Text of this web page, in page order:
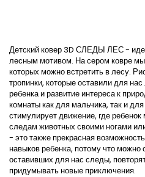
Детский ковер 3D СЛЕДЫ ЛЕС -
лесным мотивом. На сером ковре
которых можно встретить в лесу.
тропинки, которые оставили для
ребенка и развитие интереса к
комнаты как для мальчика, так и
стимулирует движение, где
следам животных своими ногами
- это также прекрасная
навыков ребенка, потому что можно
оставивших для нас следы,
придумывать новые приключения.